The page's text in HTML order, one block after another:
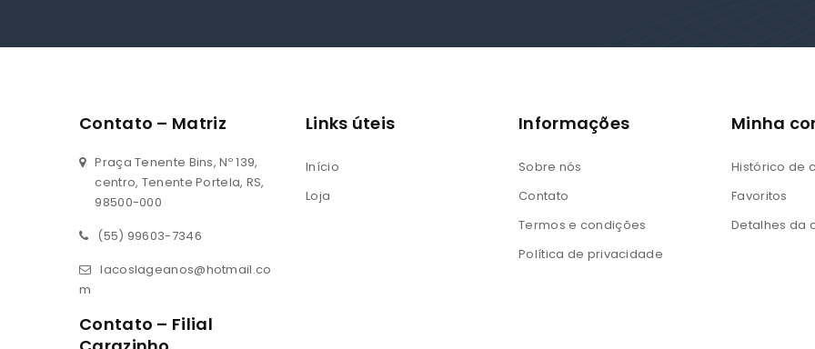
Contato – Matriz
Praça Tenente Bins, Nº 139,
centro, Tenente Portela, RS,
98500-000
(55) 99603-7346
lacoslageanos@hotmail.co
m
Contato – Filial
Links úteis
Início
Loja
Informações
Sobre nós
Contato
Termos e condições
Política de privacidade
Minha
Histórico de
Favoritos
Detalhes da